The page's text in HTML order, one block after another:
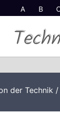
A B
der Technik /